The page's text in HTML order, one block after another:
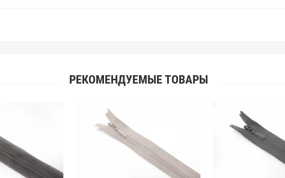
РЕКОМЕНДУЕМЫЕ ТОВАРЫ